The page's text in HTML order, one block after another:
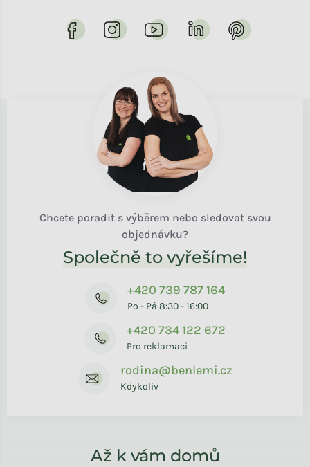
Chcete poradit s výběrem nebo sledovat svou
objednávku?
Společně to vyřešíme!
+420 739 787 164
Po - Pá 8:30 - 16:00
+420 734 122 672
Pro reklamaci
rodina@benlemi.cz
Kdykoliv
Až k vám domů